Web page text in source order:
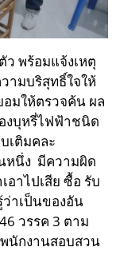
พร้อมแจ้งเหตุ
ามบริสุทธิ์ใจให้
มให้ตรวจค้น ผล
งบุหรี่ไฟฟ้าชนิด
เติมคละ
หนึ่ง มีความผิด
าไปเสีย ซื้อ รับ
าเป็นของอัน
วรรค 3 ตาม
นักงานสอบสวน